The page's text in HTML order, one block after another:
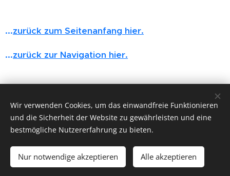
...zurück zum Seitenanfang hier.
...zurück zur Navigation hier.
© 2016 Studienverein zeitlose Weisheit der Theosophischen
Wir verwenden Cookies, um das einwandfreie Funktionieren
und die Sicherheit der Website zu gewährleisten und eine
bestmögliche Nutzererfahrung zu bieten.
Nur notwendige akzeptieren Alle akzeptieren